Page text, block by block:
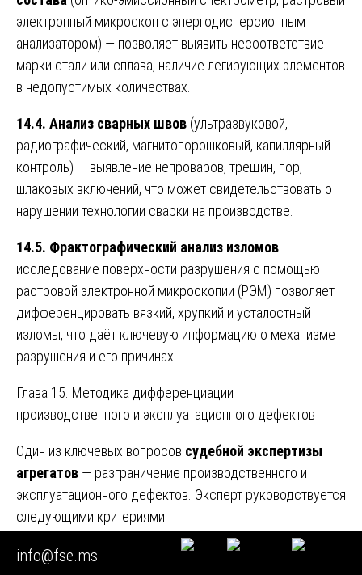
электронный микроскоп с энергодисперсионным
анализатором) — позволяет выявить несоответствие
марки стали или сплава, наличие легирующих элементов
в недопустимых количествах.
14.4. Анализ сварных швов (ультразвуковой,
радиографический, магнитопорошковый, капиллярный
контроль) — выявление непроваров, трещин, пор,
шлаковых включений, что может свидетельствовать о
нарушении технологии сварки на производстве.
14.5. Фрактографический анализ изломов —
исследование поверхности разрушения с помощью
растровой электронной микроскопии (РЭМ) позволяет
дифференцировать вязкий, хрупкий и усталостный
изломы, что даёт ключевую информацию о механизме
разрушения и его причинах.
Глава 15. Методика дифференциации
производственного и эксплуатационного дефектов
Один из ключевых вопросов судебной экспертизы
агрегатов — разграничение производственного и
эксплуатационного дефектов. Эксперт руководствуется
следующими критериями:
15.1. Признаки производственного дефекта —
info@fse.ms